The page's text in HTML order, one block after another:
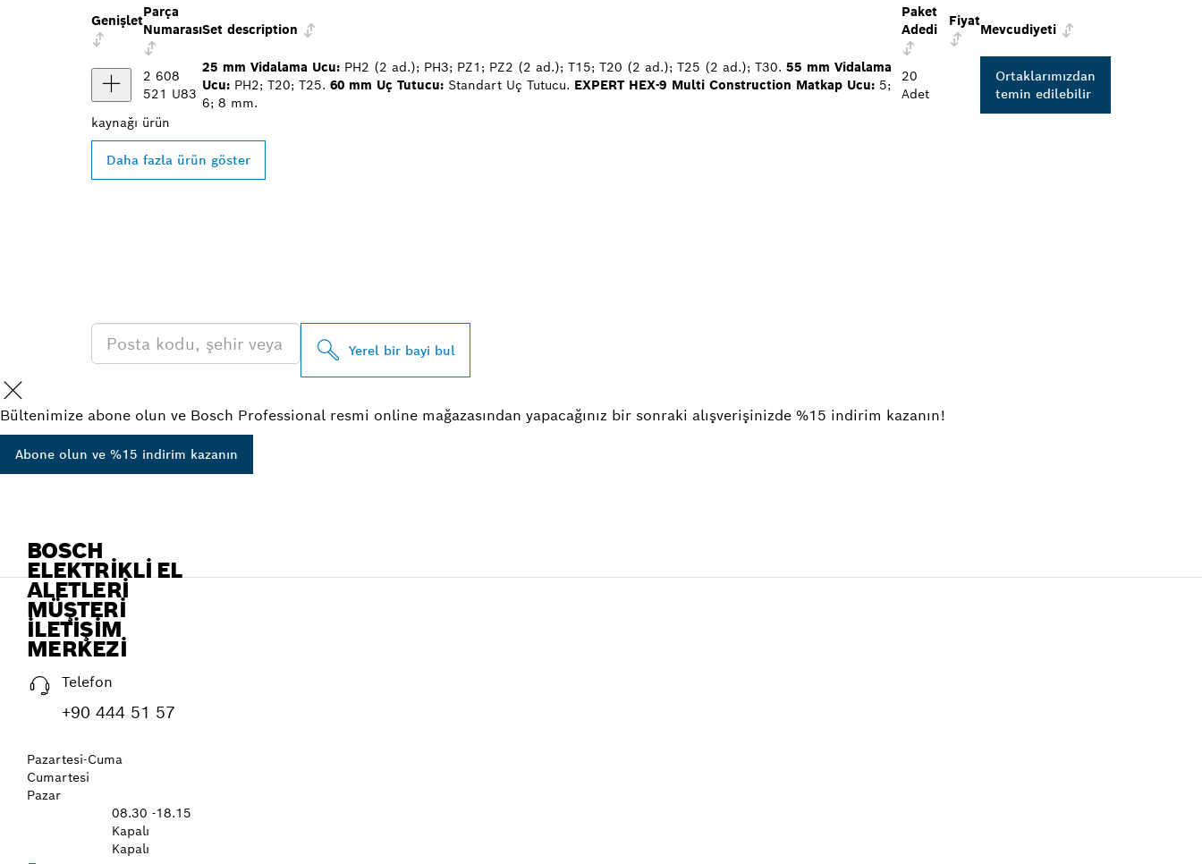
Genişlet
Parça
NumarasıSet description
Paket
Adedi
Fiyat
Mevcudiyeti
2 608
521 U83
25 mm Vidalama Ucu: PH2 (2 ad.); PH3; PZ1; PZ2 (2 ad.); T15; T20 (2 ad.); T25 (2 ad.); T30. 55 mm Vidalama
Ucu: PH2; T20; T25. 60 mm Uç Tutucu: Standart Uç Tutucu. EXPERT HEX-9 Multi Construction Matkap Ucu: 5;
6; 8 mm.
20
Adet
Ortaklarımızdan
temin edilebilir
kaynağı ürün
Daha fazla ürün göster
Yerel bir bayi bul
Bültenimize abone olun ve Bosch Professional resmi online mağazasından yapacağınız bir sonraki alışverişinizde %15 indirim kazanın!
Abone olun ve %15 indirim kazanın
BOSCH
ELEKTRIKLI EL
ALETLERI
MÜŞTERI
İLETIŞIM
MERKEZI
Telefon
+90 444 51 57
Pazartesi-Cuma
Cumartesi
Pazar
08.30 -18.15
Kapalı
Kapalı